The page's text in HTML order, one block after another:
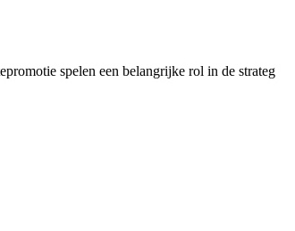
spelen een belangrijke rol in de strateg